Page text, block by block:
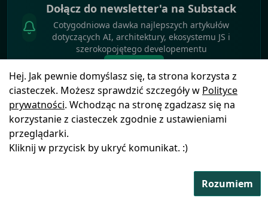
Dołącz do newsletter'a na Substack
Cotygodniowa dawka najlepszych artykułów
dotyczących AI, architektury, ekosystemu JS i
szerokopojętego developementu
Hej. Jak pewnie domyślasz się, ta strona korzysta z
ciasteczek. Możesz sprawdzić szczegóły w Polityce
prywatności. Wchodząc na stronę zgadzasz się na
korzystanie z ciasteczek zgodnie z ustawieniami
przeglądarki.
Kliknij w przycisk by ukryć komunikat. :)
Rozumiem
Polityka
prywatności
FSGeek
Icons8